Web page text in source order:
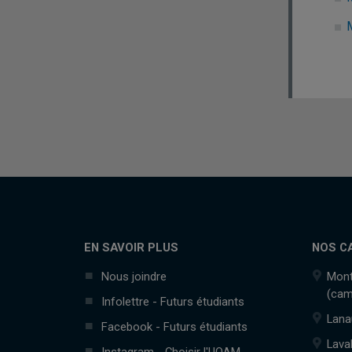
EN SAVOIR PLUS
Nous joindre
Infolettre - Futurs étudiants
Facebook - Futurs étudiants
NOS
Laval